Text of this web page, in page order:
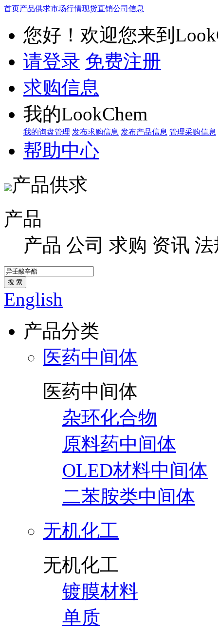
首页产品供求市场行情现货直销公司信息
您好！欢迎您来到
请登录 免费注册
求购信息
我的LookChem
我的询盘管理 发布求购信息 发布产品信息 管理采购信息
帮助中心
产品供求
产品
产品 公司 求购 资讯 法
搜 索
English
产品分类
医药中间体
医药中间体
杂环化合物
原料药中间体
OLED材料中间体
二苯胺类中间体
无机化工
无机化工
镀膜材料
单质